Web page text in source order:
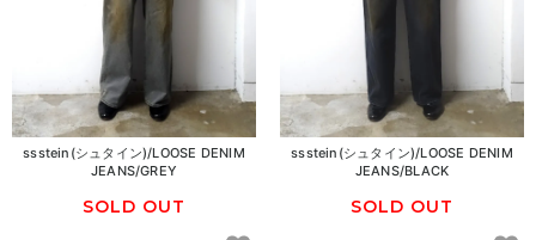
ssstein(シュタイン)/LOOSE DENIM
JEANS/GREY
SOLD OUT
ssstein(シュタイン)/LOOSE DENIM
JEANS/BLACK
SOLD OUT